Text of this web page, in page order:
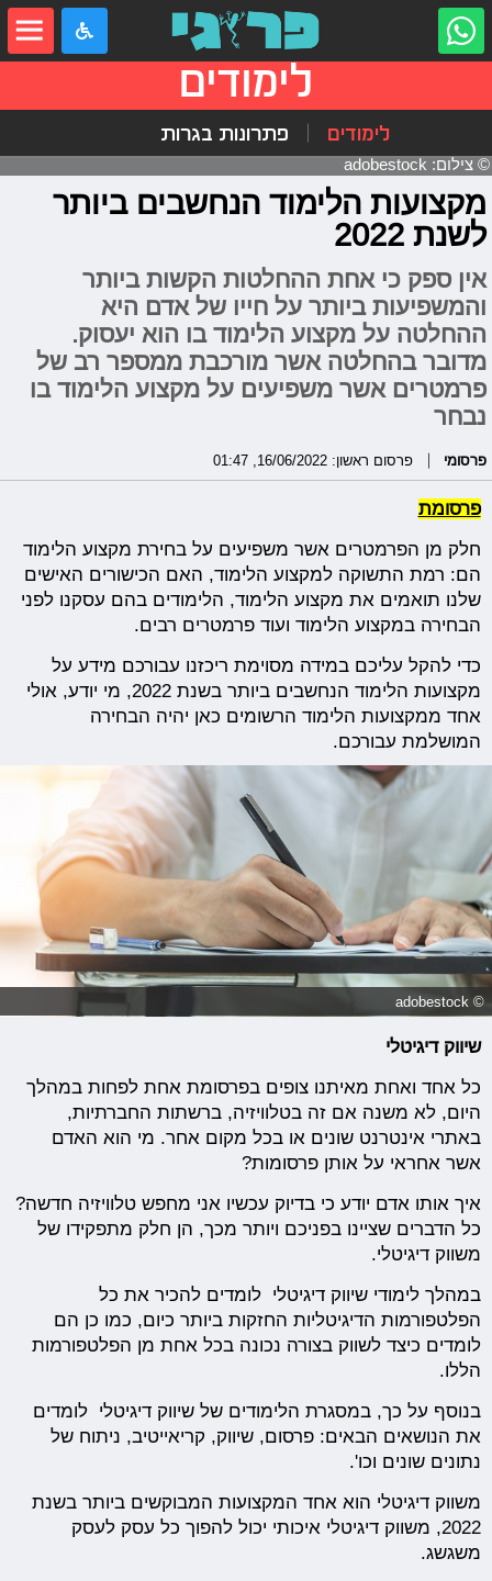
לימודים
לימודים פתרונות בגרות
© צילום: adobestock
מקצועות הלימוד הנחשבים ביותר
לשנת 2022
אין ספק כי אחת ההחלטות הקשות ביותר
והמשפיעות ביותר על חייו של אדם היא
ההחלטה על מקצוע הלימוד בו הוא יעסוק.
מדובר בהחלטה אשר מורכבת ממספר רב של
פרמטרים אשר משפיעים על מקצוע הלימוד בו
נבחר
פרסומי פרסום ראשון: 16/06/2022, 01:47
פרסומת
חלק מן הפרמטרים אשר משפיעים על בחירת מקצוע הלימוד
הם: רמת התשוקה למקצוע הלימוד, האם הכישורים האישים
שלנו תואמים את מקצוע הלימוד, הלימודים בהם עסקנו לפני
הבחירה במקצוע הלימוד ועוד פרמטרים רבים.
כדי להקל עליכם במידה מסוימת ריכזנו עבורכם מידע על
מקצועות הלימוד הנחשבים ביותר בשנת 2022, מי יודע, אולי
אחד ממקצועות הלימוד הרשומים כאן יהיה הבחירה
המושלמת עבורכם.
© adobestock
שיווק דיגיטלי
כל אחד ואחת מאיתנו צופים בפרסומת אחת לפחות במהלך
היום, לא משנה אם זה בטלוויזיה, ברשתות החברתיות,
באתרי אינטרנט שונים או בכל מקום אחר. מי הוא האדם
אשר אחראי על אותן פרסומות?
איך אותו אדם יודע כי בדיוק עכשיו אני מחפש טלוויזיה חדשה?
כל הדברים שציינו בפניכם ויותר מכך, הן חלק מתפקידו של
משווק דיגיטלי.
במהלך לימודי שיווק דיגיטלי לומדים להכיר את כל
הפלטפורמות הדיגיטליות החזקות ביותר כיום, כמו כן הם
לומדים כיצד לשווק בצורה נכונה בכל אחת מן הפלטפורמות
הללו.
בנוסף על כך, במסגרת הלימודים של שיווק דיגיטלי לומדים
את הנושאים הבאים: פרסום, שיווק, קריאייטיב, ניתוח של
נתונים שונים וכו'.
משווק דיגיטלי הוא אחד המקצועות המבוקשים ביותר בשנת
2022, משווק דיגיטלי איכותי יכול להפוך כל עסק לעסק
משגשג.